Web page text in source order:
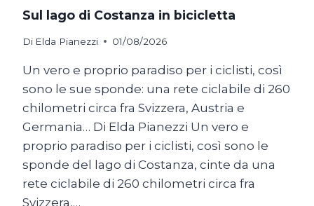
Sul lago di Costanza in bicicletta
Di Elda Pianezzi 01/08/2026
Un vero e proprio paradiso per i ciclisti, così
sono le sue sponde: una rete ciclabile di 260
chilometri circa fra Svizzera, Austria e
Germania… Di Elda Pianezzi Un vero e
proprio paradiso per i ciclisti, così sono le
sponde del lago di Costanza, cinte da una
rete ciclabile di 260 chilometri circa fra
Svizzera,…